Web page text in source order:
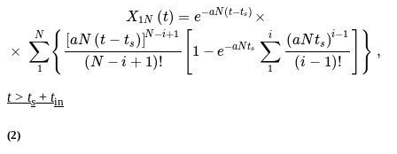
X1N (t) = e−aN(t−ts) ×
× ∑
1
N { aN (t − ts ) ]N−i+1
(N − i + 1)!
1 − e−aNts ∑
1
i (aNts )i−1
(i − 1)! } ,
t > ts + tin
(2)